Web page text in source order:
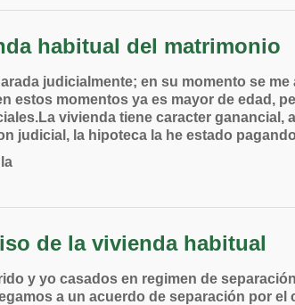
habitual del matrimonio
judicialmente; en su momento se
estos momentos ya es mayor de edad,
vivienda tiene caracter
judicial, la hipoteca la he estado
de la vivienda habitual
y yo casados en regimen de
a un acuerdo de separación por